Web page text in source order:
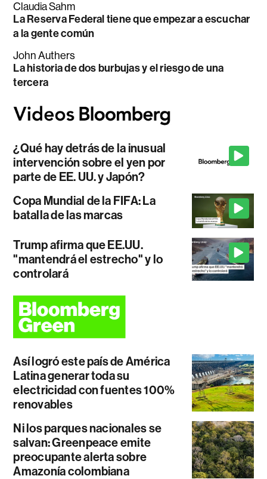
Claudia Sahm
La Reserva Federal tiene que empezar a escuchar
a la gente común
John Authers
La historia de dos burbujas y el riesgo de una
tercera
¿Qué hay detrás de la inusual
intervención sobre el yen por
parte de EE. UU. y Japón?
Copa Mundial de la FIFA: La
batalla de las marcas
Trump afirma que EE.UU.
"mantendrá el estrecho" y lo
controlará
Así logró este país de América
Latina generar toda su
electricidad con fuentes 100%
renovables
Ni los parques nacionales se
salvan: Greenpeace emite
preocupante alerta sobre
Amazonía colombiana